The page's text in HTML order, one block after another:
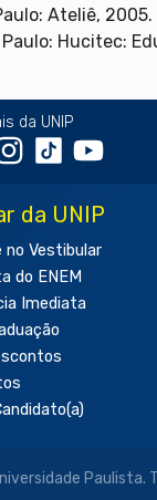
Ateliê, 2005.
Paulo: Hucitec:
da UNIP
da UNIP
no Vestibular
do ENEM
Imediata
Paulista.